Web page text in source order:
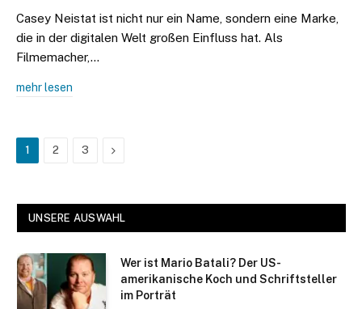
Casey Neistat ist nicht nur ein Name, sondern eine Marke,
die in der digitalen Welt großen Einfluss hat. Als
Filmemacher,…
mehr lesen
1 2 3 Next
UNSERE AUSWAHL
Wer ist Mario Batali? Der US-
amerikanische Koch und Schriftsteller
im Porträt